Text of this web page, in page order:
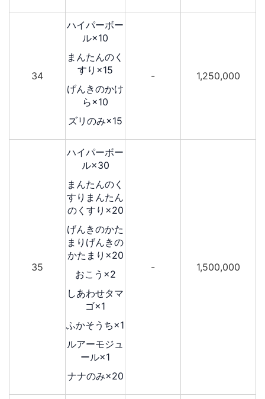
34
ハイパーボー
ル×10
まんたんのく
すり×15
げんきのかけ
ら×10
ズリのみ×15
- 1,250,000
35
ハイパーボー
ル×30
まんたんのく
すりまんたん
のくすり×20
げんきのかた
まりげんきの
かたまり×20
おこう×2
しあわせタマ
ゴ×1
ふかそうち×1
ルアーモジュ
ール×1
ナナのみ×20
- 1,500,000